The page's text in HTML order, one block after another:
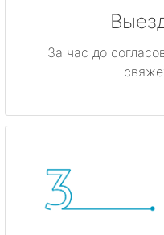
За час до